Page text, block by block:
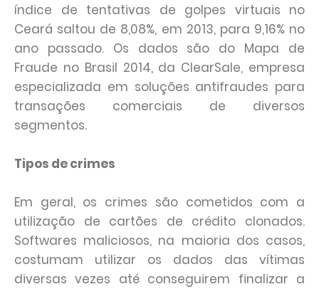
índice de tentativas de golpes virtuais no
Ceará saltou de 8,08%, em 2013, para 9,16% no
ano passado. Os dados são do Mapa de
Fraude no Brasil 2014, da ClearSale, empresa
especializada em soluções antifraudes para
transações comerciais de diversos
segmentos.
Tipos de crimes
Em geral, os crimes são cometidos com a
utilização de cartões de crédito clonados.
Softwares maliciosos, na maioria dos casos,
costumam utilizar os dados das vítimas
diversas vezes até conseguirem finalizar a